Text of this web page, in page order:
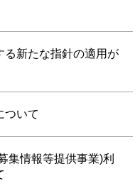
る新たな指針の適用が
ついて
集情報等提供事業)利